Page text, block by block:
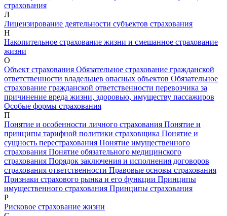
страхования
Л
Лицензирование деятельности субъектов страхования
Н
Накопительное страхование жизни и смешанное страхование
жизни
О
Объект страхования Обязательное страхование гражданской
ответственности владельцев опасных объектов Обязательное
страхование гражданской ответственности перевозчика за
причинение вреда жизни, здоровью, имуществу пассажиров
Особые формы страхования
П
Понятие и особенности личного страхования Понятие и
принципы тарифной политики страховщика Понятие и
сущность перестрахования Понятие имущественного
страхования Понятие обязательного медицинского
страхования Порядок заключения и исполнения договоров
страхования ответственности Правовые основы страхования
Признаки страхового рынка и его функции Принципы
имущественного страхования Принципы страхования
Р
Рисковое страхование жизни